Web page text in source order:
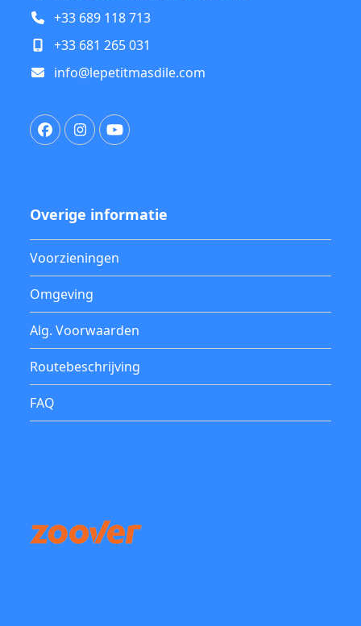
+33 689 118 713
+33 681 265 031
info@lepetitmasdile.com
FacebookInstagram
YouTube
Overige informatie
Voorzieningen
Omgeving
Alg. Voorwaarden
Routebeschrijving
FAQ